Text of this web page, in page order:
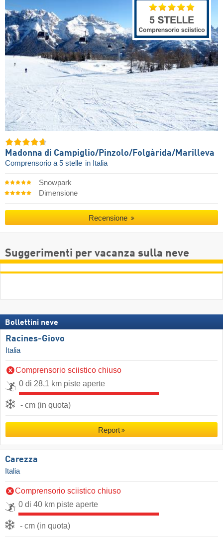
Madonna di Campiglio/​Pinzolo/​Folgàrida/​Marilleva
Comprensorio a 5 stelle in Italia
Snowpark
Dimensione
Recensione
Suggerimenti per vacanza sulla neve
Bollettini neve
Racines-Giovo
Italia
Comprensorio sciistico chiuso
0 di 28,1 km piste aperte
- cm (in quota)
Report
Carezza
Italia
Comprensorio sciistico chiuso
0 di 40 km piste aperte
- cm (in quota)